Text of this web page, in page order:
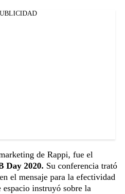
de Rappi, fue el
Day 2020. Su conferencia trató
el mensaje para la efectividad
espacio instruyó sobre la